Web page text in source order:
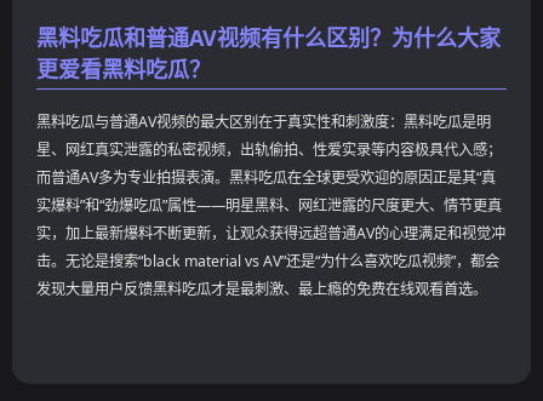
黑料吃瓜和普通AV视频有什么区别？为什么大家
更爱看黑料吃瓜？
黑料吃瓜与普通AV视频的最大区别在于真实性和刺激度：黑料吃瓜是明
星、网红真实泄露的私密视频，出轨偷拍、性爱实录等内容极具代入感；
而普通AV多为专业拍摄表演。黑料吃瓜在全球更受欢迎的原因正是其“真
实爆料”和“劲爆吃瓜”属性——明星黑料、网红泄露的尺度更大、情节更真
实，加上最新爆料不断更新，让观众获得远超普通AV的心理满足和视觉冲
击。无论是搜索“black material vs AV”还是“为什么喜欢吃瓜视频”，都会
发现大量用户反馈黑料吃瓜才是最刺激、最上瘾的免费在线观看首选。